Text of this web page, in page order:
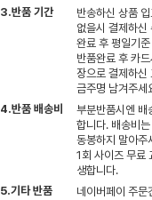
3.반품 기간
반송하신 상품
없을시 결제하신
완료 후 평일기
반품완료 후 카
장으로 결제하신
금주명 남겨주세
4.반품 배송비
부분반품시엔
합니다. 배송비
동봉하지 말아주
1회 사이즈 무료
생합니다.
5.기타 반품
네이버페이 주문